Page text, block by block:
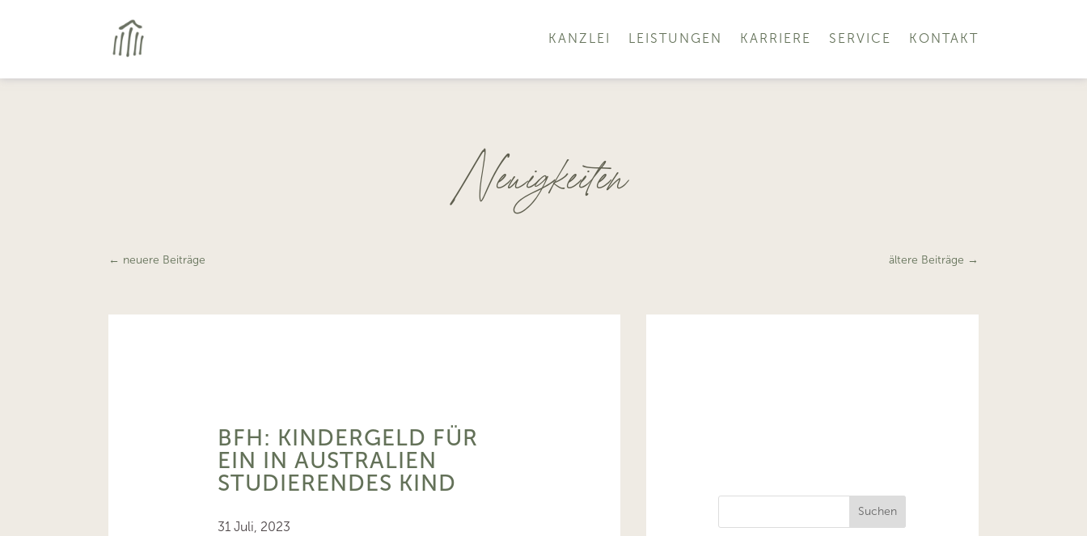
KANZLEI LEISTUNGEN KARRIERE SERVICE KONTAKT
Neuigkeiten
← neuere Beiträge ältere Beiträge →
BFH: KINDERGELD FÜR
EIN IN AUSTRALIEN
STUDIERENDES KIND
31 Juli, 2023
Suchen